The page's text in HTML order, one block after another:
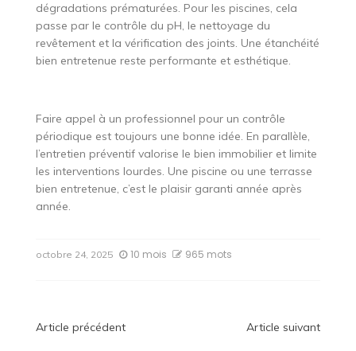
dégradations prématurées. Pour les piscines, cela
passe par le contrôle du pH, le nettoyage du
revêtement et la vérification des joints. Une étanchéité
bien entretenue reste performante et esthétique.
Faire appel à un professionnel pour un contrôle
périodique est toujours une bonne idée. En parallèle,
l’entretien préventif valorise le bien immobilier et limite
les interventions lourdes. Une piscine ou une terrasse
bien entretenue, c’est le plaisir garanti année après
année.
octobre 24, 2025 10 mois 965 mots
Navigation
Article précédent Article suivant